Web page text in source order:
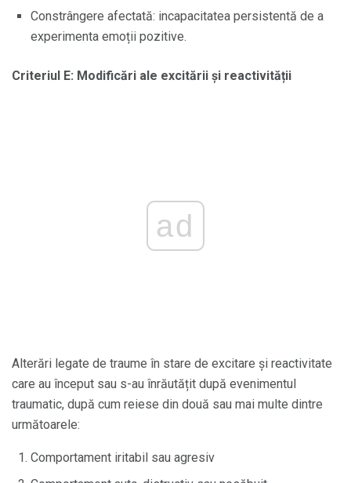
Constrângere afectată: incapacitatea persistentă de a
experimenta emoții pozitive.
Criteriul E: Modificări ale excitării și reactivității
ad
Alterări legate de traume în stare de excitare și reactivitate
care au început sau s-au înrăutățit după evenimentul
traumatic, după cum reiese din două sau mai multe dintre
următoarele:
Comportament iritabil sau agresiv